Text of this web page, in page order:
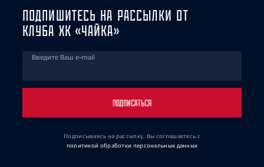
ПОДПИШИТЕСЬ НА РАССЫЛКИ ОТ
КЛУБА ХК «ЧАЙКА»
Введите Ваш e-mail
ПОДПИСАТЬСЯ
Подписываясь на рассылку, Вы соглашаетесь с
политикой обработки персональных данных